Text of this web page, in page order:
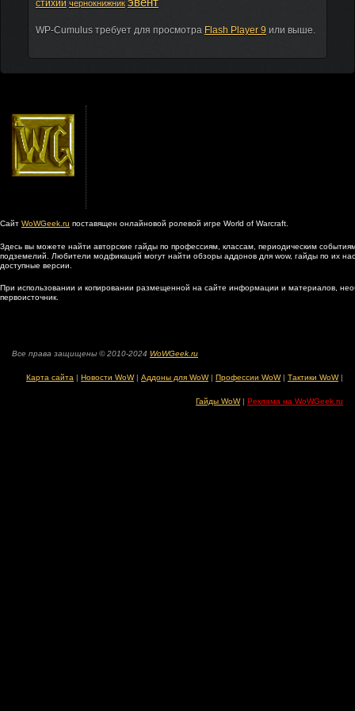
стихий чернокнижник
WP-Cumulus требует для просмотра Flash Player 9 или выше.
Сайт WoWGeek.ru поставящен онлайновой ролевой игре World of Warcraft.
Здесь вы можете найти авторские гайды по профессиям, классам, периодическим
подземелий. Любители модфикаций могут найти обзоры аддонов для wow, гайды по их
доступные версии.
При использовании и копировании размещенной на сайте информации и материалов,
первоисточник.
Все права защищены © 2010-2024 WoWGeek.ru
Карта сайта Новости WoW| Аддоны для WoW| Профессии WoW| Тактики WoW|
Гайды WoW| Реклама на WoWGeek.ru